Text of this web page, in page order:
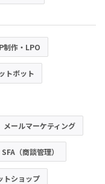
制作・LPO
トボット
メールマーケティング
SFA（商談管理）
トショップ